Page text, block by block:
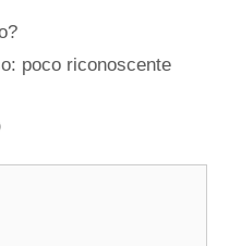
poco riconoscente